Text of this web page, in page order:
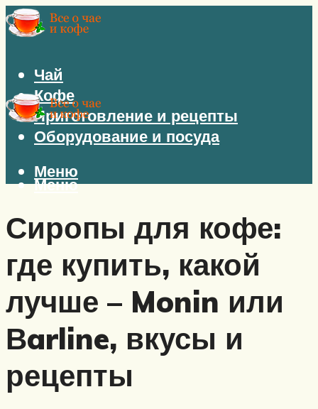
Чай
Кофе
Приготовление и рецепты
Оборудование и посуда
Меню
Меню
Сиропы для кофе:
где купить, какой
лучше – Monin или
Вarline, вкусы и
рецепты